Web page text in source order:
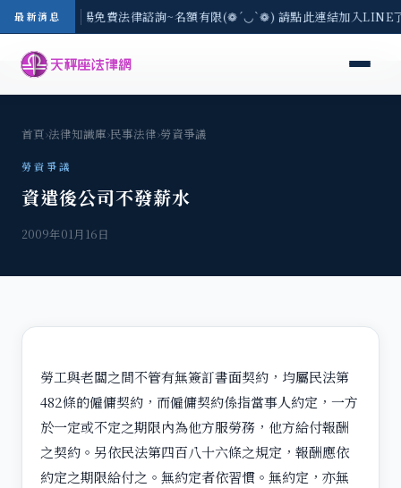
最新消息
區-8/3(一) 現場免費法律諮詢~名額有限(❁´◡`❁) 請點此連結加入
首頁›法律知識庫›民事法律›勞資爭議
勞資爭議
資遣後公司不發薪水
2009年01月16日
勞工與老闆之間不管有無簽訂書面契約，均屬民法第
482條的僱傭契約，而僱傭契約係指當事人約定，一方
於一定或不定之期限內為他方服勞務，他方給付報酬
之契約。另依民法第四百八十六條之規定，報酬應依
約定之期限給付之。無約定者依習慣。無約定，亦無